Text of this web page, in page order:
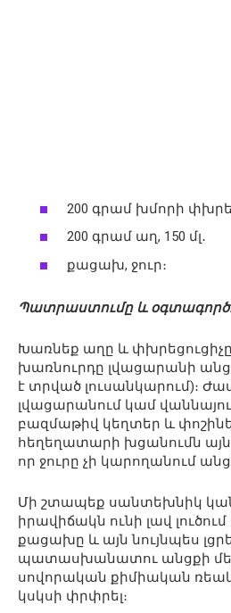
200 գրամ խմորի
200 գրամ աղ, 150 մլ․
քացախ, ջուր։
Պատրաստումը և
Խառնեք աղը և
խառնուրդը լվացարանի
է տրված լուսանկարում)։
լվացարանում կամ
բազմաթիվ կեղտեր և
հեղեղատարի խցանումն
որ ջուրը չի կարողանում
Մի շտապեք սանտեխնիկ
իրավիճակն ունի լավ
քացախը և այն նույնպես
պատասխանատու անցքի
սովորական քիմիական
կսկսի փրփրել։